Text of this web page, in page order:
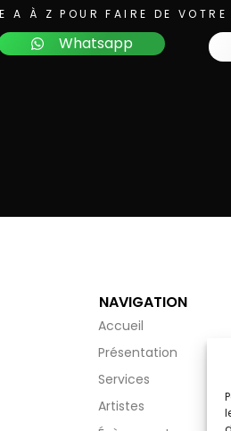
À Z POUR FAIRE DE VOTRE
Whatsapp
NAVIGATION
Accueil
Présentation
Services
Artistes